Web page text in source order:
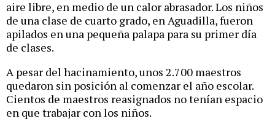
aire libre, en medio de un calor abrasador. Los niños
de una clase de cuarto grado, en Aguadilla, fueron
apilados en una pequeña palapa para su primer día
de clases.
A pesar del hacinamiento, unos 2.700 maestros
quedaron sin posición al comenzar el año escolar.
Cientos de maestros reasignados no tenían espacio
en que trabajar con los niños.